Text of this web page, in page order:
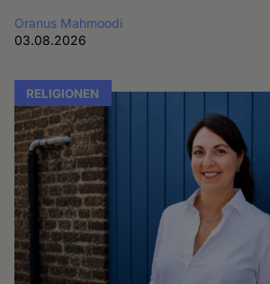
Oranus Mahmoodi
03.08.2026
RELIGIONEN